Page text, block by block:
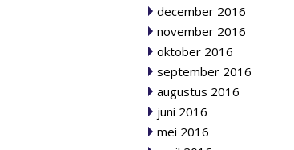
december 2016
november 2016
oktober 2016
september 2016
augustus 2016
juni 2016
mei 2016